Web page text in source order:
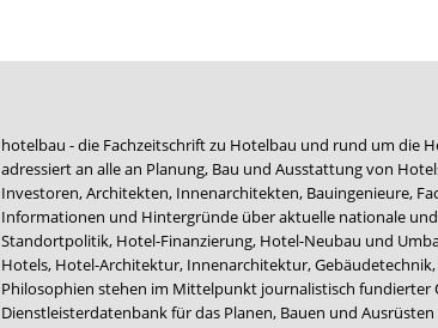
hotelbau - die Fachzeitschrift zu Hotelbau und rund um die
adressiert an alle an Planung, Bau und Ausstattung von
Investoren, Architekten, Innenarchitekten, Bauingenieure,
Informationen und Hintergründe über aktuelle nationale
Standortpolitik, Hotel-Finanzierung, Hotel-Neubau und
Hotels, Hotel-Architektur, Innenarchitektur,
Philosophien stehen im Mittelpunkt journalistisch
Dienstleisterdatenbank für das Planen, Bauen und